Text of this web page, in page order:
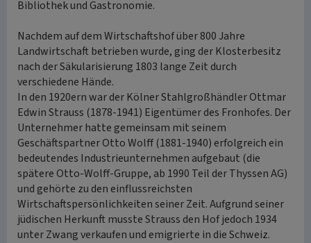
Bibliothek und Gastronomie.
Nachdem auf dem Wirtschaftshof über 800 Jahre
Landwirtschaft betrieben wurde, ging der Klosterbesitz
nach der Säkularisierung 1803 lange Zeit durch
verschiedene Hände.
In den 1920ern war der Kölner Stahlgroßhändler Ottmar
Edwin Strauss (1878-1941) Eigentümer des Fronhofes. Der
Unternehmer hatte gemeinsam mit seinem
Geschäftspartner Otto Wolff (1881-1940) erfolgreich ein
bedeutendes Industrieunternehmen aufgebaut (die
spätere Otto-Wolff-Gruppe, ab 1990 Teil der Thyssen AG)
und gehörte zu den einflussreichsten
Wirtschaftspersönlichkeiten seiner Zeit. Aufgrund seiner
jüdischen Herkunft musste Strauss den Hof jedoch 1934
unter Zwang verkaufen und emigrierte in die Schweiz.